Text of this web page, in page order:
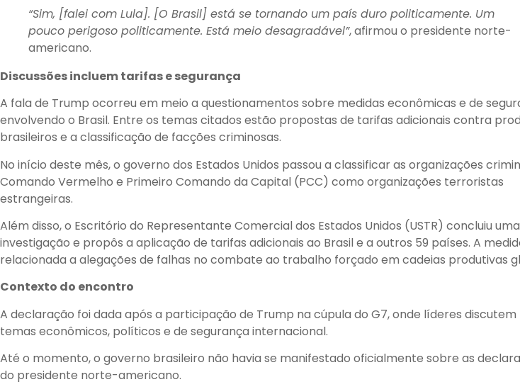
“Sim, [falei com Lula]. [O Brasil] está se tornando um país duro politicamente. Um
pouco perigoso politicamente. Está meio desagradável”, afirmou o presidente norte-
americano.
Discussões incluem tarifas e segurança
A fala de Trump ocorreu em meio a questionamentos sobre medidas econômicas e de
envolvendo o Brasil. Entre os temas citados estão propostas de tarifas adicionais contra
brasileiros e a classificação de facções criminosas.
No início deste mês, o governo dos Estados Unidos passou a classificar as organizações
Comando Vermelho e Primeiro Comando da Capital (PCC) como organizações terroristas
estrangeiras.
Além disso, o Escritório do Representante Comercial dos Estados Unidos (USTR) concluiu uma
investigação e propôs a aplicação de tarifas adicionais ao Brasil e a outros 59 países. A
relacionada a alegações de falhas no combate ao trabalho forçado em cadeias produtivas
Contexto do encontro
A declaração foi dada após a participação de Trump na cúpula do G7, onde líderes discutem
temas econômicos, políticos e de segurança internacional.
Até o momento, o governo brasileiro não havia se manifestado oficialmente sobre as
do presidente norte-americano.